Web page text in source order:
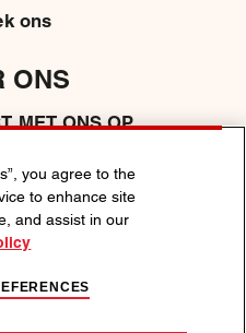
ons
ONS
MET ONS OP
COOKIEBELEID
you agree to the
to enhance site
and assist in our